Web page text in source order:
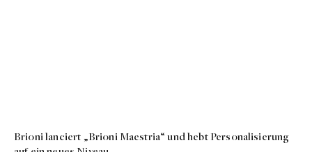
Brioni lanciert „Brioni Maestria“ und hebt Personalisierung